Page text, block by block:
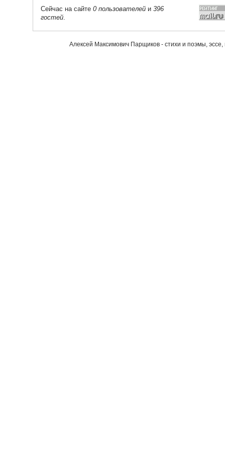
Сейчас на сайте 0 пользователей и 396
гостей
Алексей Максимович Парщиков - стихи и поэмы,